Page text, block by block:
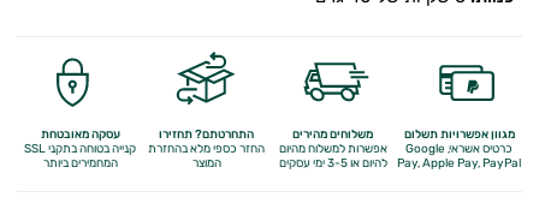
מגוון אפשרויות תשלום
כרטיס אשראי, Google
Pay,Apple Pay, PayPal
משלוחים מהירים
אפשרות למשלוח מהיום
להיום או 3-5 ימי עסקים
התחרטתם? תחזירו
החזר כספי מלאבהחזרת
המוצר
עסקה מאובטחת
קנייה בטוחה בתקני SSL
המחמירים ביותר